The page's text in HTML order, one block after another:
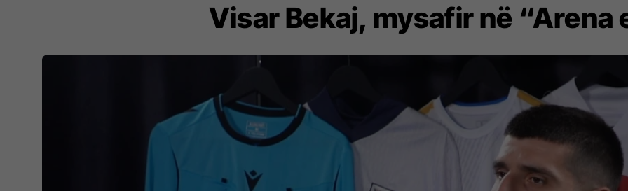
Visar Bekaj, mysafir në “Arena